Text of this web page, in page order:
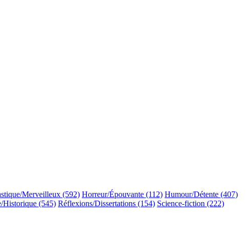
Merveilleux (592) Horreur/Épouvante (112) Humour/Détente (407)
Historique (545) Réflexions/Dissertations (154) Science-fiction (222)